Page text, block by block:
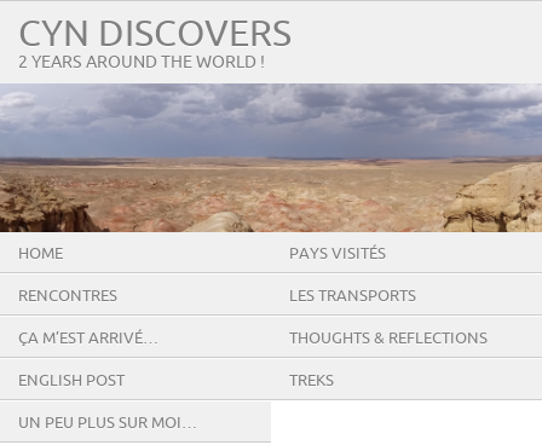
CYN DISCOVERS
2 YEARS AROUND THE WORLD !
HOME PAYS VISITÉS
RENCONTRES LES TRANSPORTS
ÇA M’EST ARRIVÉ… THOUGHTS & REFLECTIONS
ENGLISH POST TREKS
UN PEU PLUS SUR MOI…